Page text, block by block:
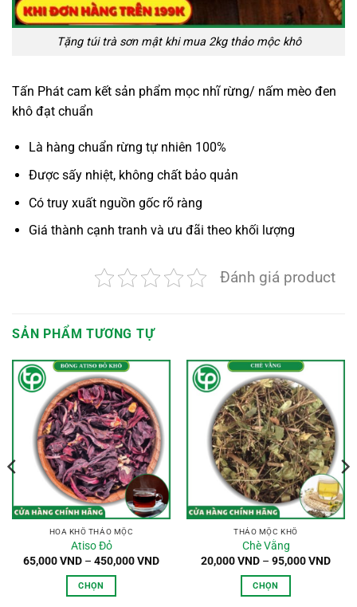
Tặng túi trà sơn mật khi mua 2kg thảo mộc khô
Tấn Phát cam kết sản phẩm mọc nhĩ rừng/ nấm mèo đen
khô đạt chuẩn
Là hàng chuẩn rừng tự nhiên 100%
Được sấy nhiệt, không chất bảo quản
Có truy xuất nguồn gốc rõ ràng
Giá thành cạnh tranh và ưu đãi theo khối lượng
Đánh giá product
SẢN PHẨM TƯƠNG TỰ
HOA KHÔ THẢO MỘC
Atiso Đỏ
65,000VND – 450,000VNDKhoảng
CHỌN
THẢO MỘC KHÔ
Chè Vằng
20,000VND – 95,000VND
CHỌN